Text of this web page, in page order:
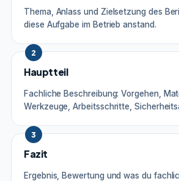
Thema, Anlass und Zielsetzung des
diese Aufgabe im Betrieb anstand.
2
Hauptteil
Fachliche Beschreibung: Vorgehen,
Werkzeuge, Arbeitsschritte,
3
Fazit
Ergebnis, Bewertung und was du